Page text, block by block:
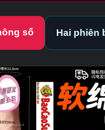
số Hai phiên